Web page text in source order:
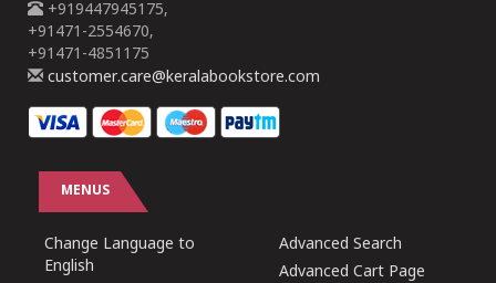
+919447945175,
+91471-2554670,
+91471-4851175
customer.care@keralabookstore.com
MENUS
Change Language to
English
Advanced Search
Advanced Cart Page